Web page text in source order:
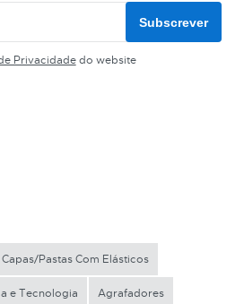
Subscrever
Privacidadedo website
Capas/Pastas Com Elásticos
e Tecnologia Agrafadores